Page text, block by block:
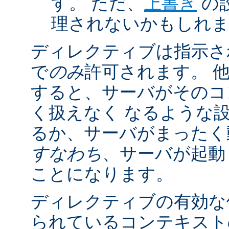
理されないかもしれ
ディレクティブは指示
でのみ許可されます。
すると、サーバがその
く扱えなく なるような
るか、サーバがまった
すなわち、サーバが起
ことになります。
ディレクティブの有効
られているコンテキス